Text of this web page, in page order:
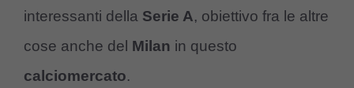
interessanti della Serie A, obiettivo fra le altre
cose anche del Milan in questo
calciomercato.